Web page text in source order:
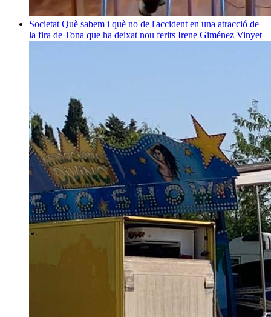
Societat Què sabem i què no de l'accident en una atracció de
la fira de Tona que ha deixat nou ferits Irene Giménez Vinyet